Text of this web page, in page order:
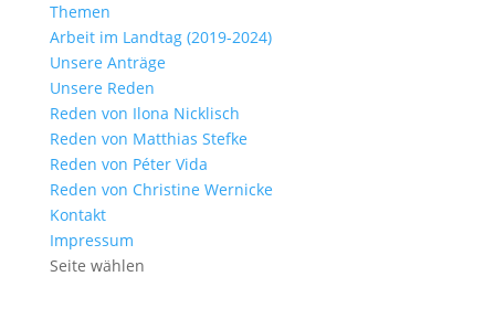
Themen
Arbeit im Landtag (2019-2024)
Unsere Anträge
Unsere Reden
Reden von Ilona Nicklisch
Reden von Matthias Stefke
Reden von Péter Vida
Reden von Christine Wernicke
Kontakt
Impressum
Seite wählen